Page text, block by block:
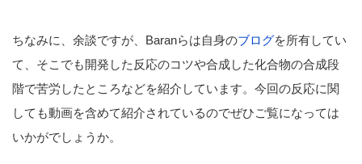
ちなみに、余談ですが、Baranらは自身のブログを所有してい
て、そこでも開発した反応のコツや合成した化合物の合成段
階で苦労したところなどを紹介しています。今回の反応に関
しても動画を含めて紹介されているのでぜひご覧になっては
いかがでしょうか。